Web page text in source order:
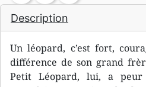
Description
Un léopard, c’est fort,
différence de son grand
Petit Léopard, lui, a